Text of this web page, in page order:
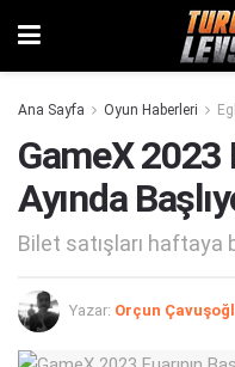
Ana Sayfa Oyun Haberleri
GameX 2023
Ayında
Bilet satışları haftaya
Yazar: Orçun